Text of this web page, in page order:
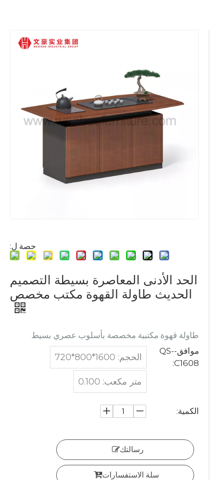
حصة ل:
الحد الأدنى المعاصرة بسيطة التصميم
الحديث طاولة القهوة مكتب مخصص
طاولة قهوة مكتبية مخصصة بأسلوب عصري بسيط
موافق-QS-
C1608:
الحجم: 1600*800*720
متر مكعب: 0.100
الكمية:
رسالتك
سلة الاستفسارات